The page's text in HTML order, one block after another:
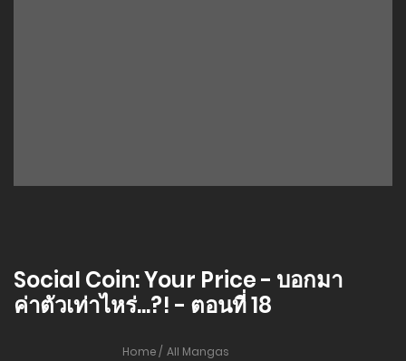
Social Coin: Your Price - บอกมา
ค่าตัวเท่าไหร่...?! - ตอนที่ 18
Home
All Mangas